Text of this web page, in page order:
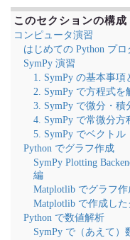
このセクションの構成
コンピュータ演習
はじめての Python プ
SymPy 演習
1. SymPy の基本事
2. SymPy で方程式を
3. SymPy で微分・積
4. SymPy で常微分方
5. SymPy でベクト
Python でグラフ作成
SymPy Plotting
編
Matplotlib でグラフ作
Matplotlib で作成し
Python で数値解析
SymPy で（あえて）